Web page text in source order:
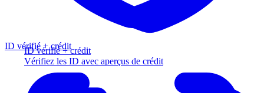
ID vérifié + crédit
Vérifiez les ID avec aperçus de crédit
ID vérifié + crédit